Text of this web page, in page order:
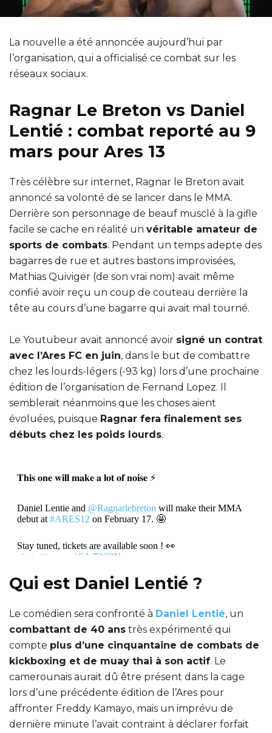
La nouvelle a été annoncée aujourd’hui par
l’organisation, qui a officialisé ce combat sur les
réseaux sociaux.
Ragnar Le Breton vs Daniel
Lentié : combat reporté au 9
mars pour Ares 13
Très célèbre sur internet, Ragnar le Breton avait
annoncé sa volonté de se lancer dans le MMA.
Derrière son personnage de beauf musclé à la gifle
facile se cache en réalité un véritable amateur de
sports de combats. Pendant un temps adepte des
bagarres de rue et autres bastons improvisées,
Mathias Quiviger (de son vrai nom) avait même
confié avoir reçu un coup de couteau derrière la
tête au cours d’une bagarre qui avait mal tourné.
Le Youtubeur avait annoncé avoir signé un contrat
avec l’Ares FC en juin, dans le but de combattre
chez les lourds-légers (-93 kg) lors d’une prochaine
édition de l’organisation de Fernand Lopez. Il
semblerait néanmoins que les choses aient
évoluées, puisque Ragnar fera finalement ses
débuts chez les poids lourds.
𝐓𝐡𝐢𝐬 𝐨𝐧𝐞 𝐰𝐢𝐥𝐥 𝐦𝐚𝐤𝐞 𝐚 𝐥𝐨𝐭 𝐨𝐟 𝐧𝐨𝐢𝐬𝐞 ⚡️
Daniel Lentie and @Ragnarlebreton will make their MMA
debut at #ARES12 on February 17. 🤩
Stay tuned, tickets are available soon ! 👀
pic.twitter.com/tStlaT168N
— ARES Fighting Championship (@ares_fighting)
December 13, 2022
Qui est Daniel Lentié ?
Le comédien sera confronté à Daniel Lentié, un
combattant de 40 ans très expérimenté qui
compte plus d’une cinquantaine de combats de
kickboxing et de muay thai à son actif. Le
camerounais aurait dû être présent dans la cage
lors d’une précédente édition de l’Ares pour
affronter Freddy Kamayo, mais un imprévu de
dernière minute l’avait contraint à déclarer forfait